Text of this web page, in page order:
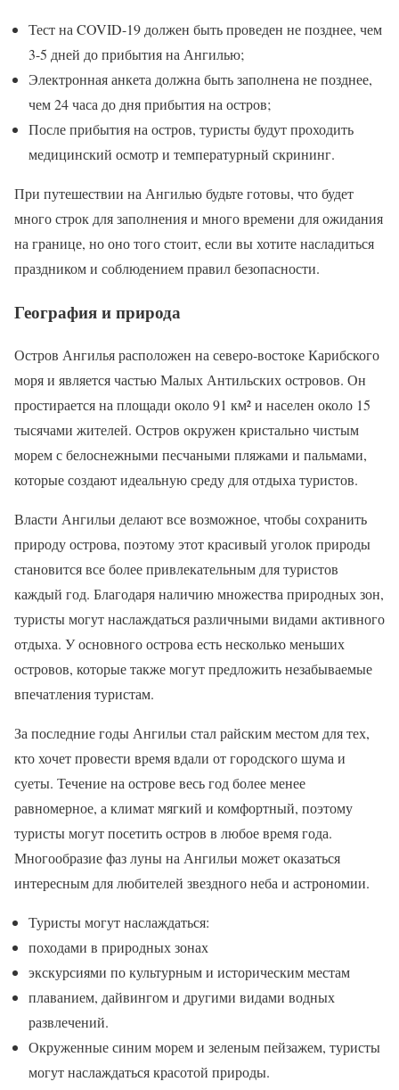
Тест на COVID-19 должен быть проведен не позднее, чем
3-5 дней до прибытия на Ангилью;
Электронная анкета должна быть заполнена не позднее,
чем 24 часа до дня прибытия на остров;
После прибытия на остров, туристы будут проходить
медицинский осмотр и температурный скрининг.
При путешествии на Ангилью будьте готовы, что будет
много строк для заполнения и много времени для ожидания
на границе, но оно того стоит, если вы хотите насладиться
праздником и соблюдением правил безопасности.
География и природа
Остров Ангилья расположен на северо-востоке Карибского
моря и является частью Малых Антильских островов. Он
простирается на площади около 91 км² и населен около 15
тысячами жителей. Остров окружен кристально чистым
морем с белоснежными песчаными пляжами и пальмами,
которые создают идеальную среду для отдыха туристов.
Власти Ангильи делают все возможное, чтобы сохранить
природу острова, поэтому этот красивый уголок природы
становится все более привлекательным для туристов
каждый год. Благодаря наличию множества природных зон,
туристы могут наслаждаться различными видами активного
отдыха. У основного острова есть несколько меньших
островов, которые также могут предложить незабываемые
впечатления туристам.
За последние годы Ангильи стал райским местом для тех,
кто хочет провести время вдали от городского шума и
суеты. Течение на острове весь год более менее
равномерное, а климат мягкий и комфортный, поэтому
туристы могут посетить остров в любое время года.
Многообразие фаз луны на Ангильи может оказаться
интересным для любителей звездного неба и астрономии.
Туристы могут наслаждаться:
походами в природных зонах
экскурсиями по культурным и историческим местам
плаванием, дайвингом и другими видами водных
развлечений.
Окруженные синим морем и зеленым пейзажем, туристы
могут наслаждаться красотой природы.